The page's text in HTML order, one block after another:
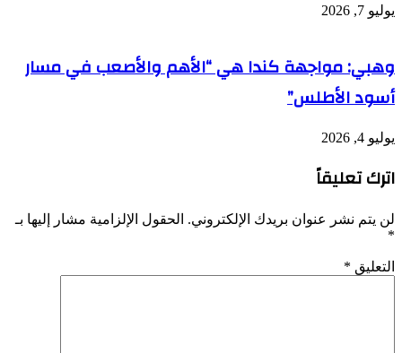
يوليو 7, 2026
وهبي: مواجهة كندا هي “الأهم والأصعب في مسار
أسود الأطلس”
يوليو 4, 2026
اترك تعليقاً
لن يتم نشر عنوان بريدك الإلكتروني. الحقول الإلزامية مشار إليها بـ
*
التعليق *